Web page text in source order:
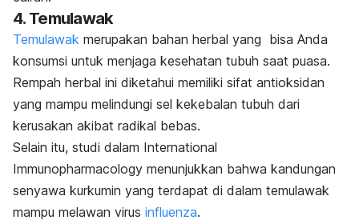
4. Temulawak
Temulawak merupakan bahan herbal yang bisa Anda
konsumsi untuk menjaga kesehatan tubuh saat puasa.
Rempah herbal ini diketahui memiliki sifat antioksidan
yang mampu melindungi sel kekebalan tubuh dari
kerusakan akibat radikal bebas.
Selain itu, studi dalam International
Immunopharmacology menunjukkan bahwa kandungan
senyawa kurkumin yang terdapat di dalam temulawak
mampu melawan virus influenza.